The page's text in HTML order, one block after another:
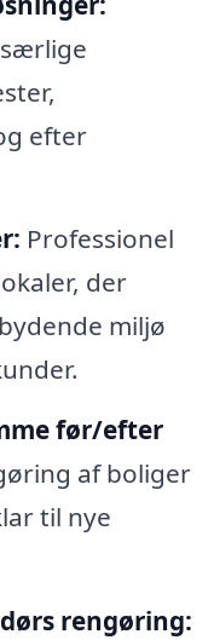
efter
Professionel
der
miljø
før/efter
af boliger
til nye
rengøring: